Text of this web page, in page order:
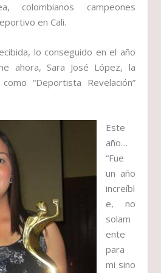
, colombianos campeones
en Cali.
lo conseguido en el año
ahora, Sara José López, la
“Deportista Revelación”
Este
año…
“Fue
un año
increíbl
e, no
solam
ente
para
mi sino